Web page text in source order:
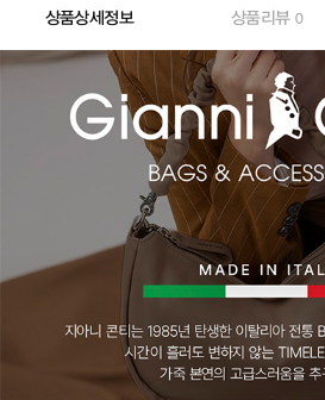
상품상세정보 상품리뷰 0